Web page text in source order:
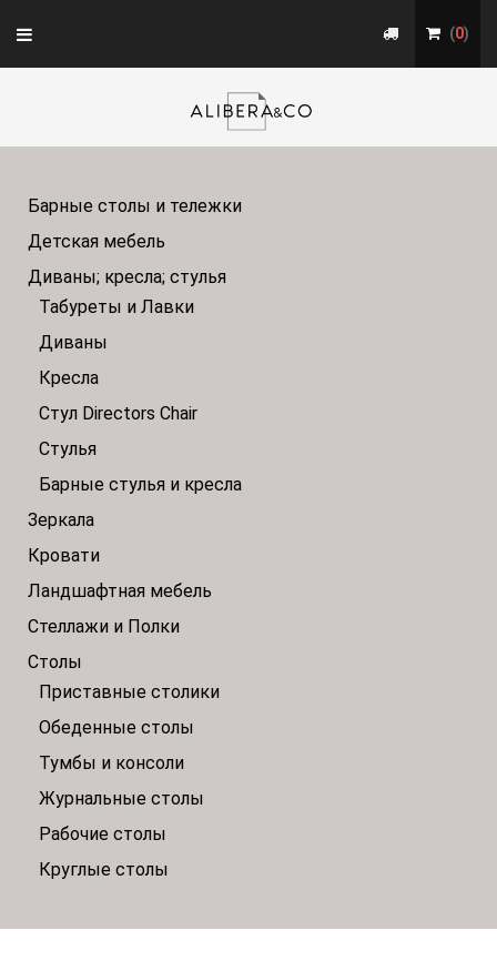
Toggle
navigation
(0)
Барные столы и тележки
Детская мебель
Диваны; кресла; стулья
Табуреты и Лавки
Диваны
Кресла
Стул Directors Chair
Стулья
Барные стулья и кресла
Зеркала
Кровати
Ландшафтная мебель
Стеллажи и Полки
Столы
Приставные столики
Обеденные столы
Тумбы и консоли
Журнальные столы
Рабочие столы
Круглые столы